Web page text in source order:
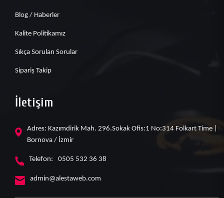
Blog / Haberler
Kalite Politikamız
Sıkça Sorulan Sorular
Sipariş Takip
İletişim
Adres: Kazımdirik Mah. 296.Sokak Ofis:1 No:314 Folkart Time |
Bornova / İzmir
Telefon: 0505 532 36 38
admin@alestaweb.com